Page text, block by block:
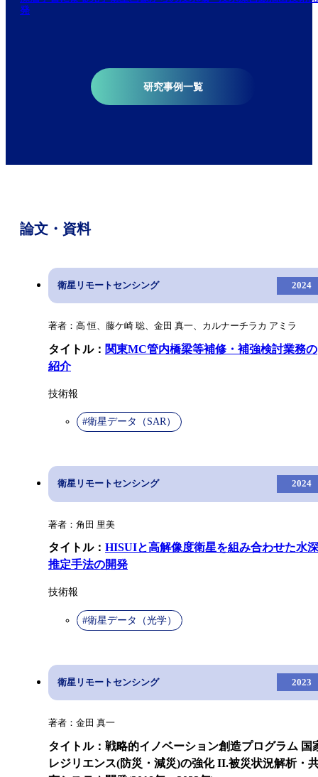
発
研究事例一覧
論文・資料
衛星リモートセンシング 2024
著者：高 恒、藤ケ崎 聡、金田 真一、カルナーチラカ アミラ
タイトル： 関東MC管内橋梁等補修・補強検討業務の
紹介
技術報
#衛星データ（SAR）
衛星リモートセンシング 2024
著者：角田 里美
タイトル： HISUIと高解像度衛星を組み合わせた水深
推定手法の開発
技術報
#衛星データ（光学）
衛星リモートセンシング 2023
著者：金田 真一
タイトル：戦略的イノベーション創造プログラム 国
レジリエンス(防災・減災)の強化 II.被災状況解析・